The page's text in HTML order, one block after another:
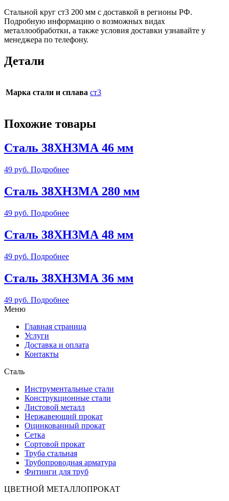
Стальной круг ст3 200 мм c доставкой в регионы РФ.
Подробную информацию о возможных видах
металлообработки, а также условия доставки узнавайте у
менеджера по телефону.
Детали
Марка стали и сплава ст3
Похожие товары
Сталь 38ХН3МА 46 мм
49 руб. Подробнее
Сталь 38ХН3МА 280 мм
49 руб. Подробнее
Сталь 38ХН3МА 48 мм
49 руб. Подробнее
Сталь 38ХН3МА 36 мм
49 руб. Подробнее
Меню
Главная страница
Услуги
Доставка и оплата
Контакты
Сталь
Инструментальные стали
Конструкционные стали
Листовой металл
Нержавеющий прокат
Оцинкованный прокат
Сетка
Сортовой прокат
Труба стальная
Трубопроводная арматура
Фитинги для труб
ЦВЕТНОЙ МЕТАЛЛОПРОКАТ